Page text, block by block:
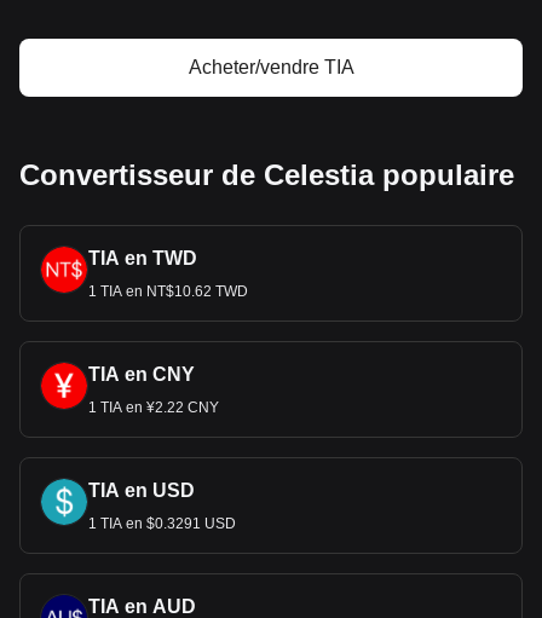
Acheter/vendre TIA
Convertisseur de Celestia populaire
TIA en TWD
1 TIA en NT$10.62 TWD
TIA en CNY
1 TIA en ¥2.22 CNY
TIA en USD
1 TIA en $0.3291 USD
TIA en AUD